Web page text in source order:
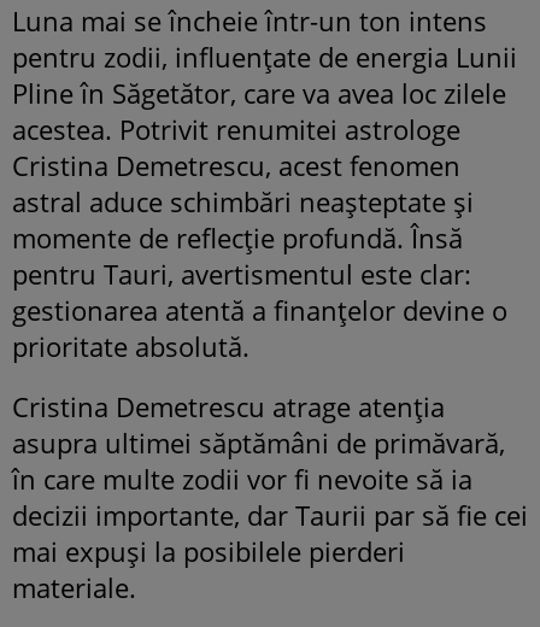
Luna mai se încheie într-un ton intens
pentru zodii, influențate de energia Lunii
Pline în Săgetător, care va avea loc zilele
acestea. Potrivit renumitei astrologe
Cristina Demetrescu, acest fenomen
astral aduce schimbări neașteptate și
momente de reflecție profundă. Însă
pentru Tauri, avertismentul este clar:
gestionarea atentă a finanțelor devine o
prioritate absolută.
Cristina Demetrescu atrage atenția
asupra ultimei săptămâni de primăvară,
în care multe zodii vor fi nevoite să ia
decizii importante, dar Taurii par să fie cei
mai expuși la posibilele pierderi
materiale.